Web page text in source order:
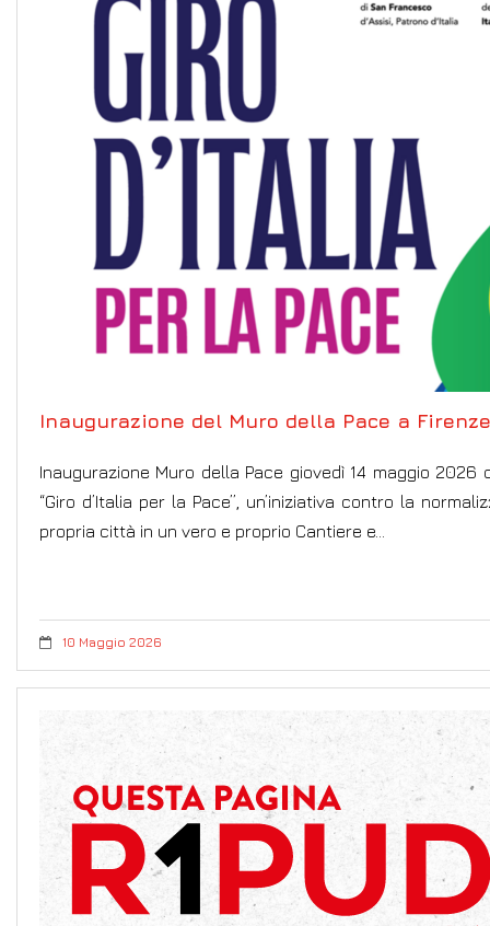
Inaugurazione del Muro della Pace a
Inaugurazione Muro della Pace giovedì 14 maggio
“Giro d’Italia per la Pace”, un’iniziativa contro la
propria città in un vero e proprio Cantiere e…
10 Maggio 2026